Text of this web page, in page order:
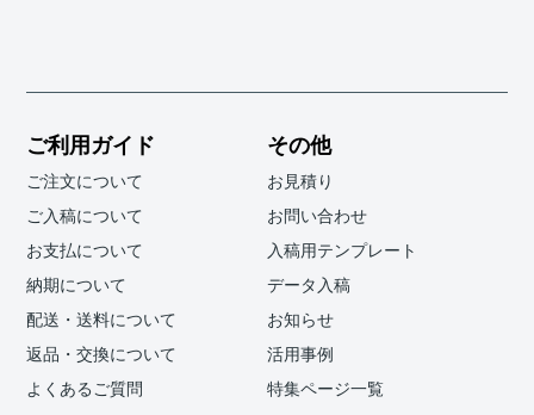
ご利用ガイド
ご注文について
ご入稿について
お支払について
納期について
配送・送料について
返品・交換について
よくあるご質問
その他
お見積り
お問い合わせ
入稿用テンプレート
データ入稿
お知らせ
活用事例
特集ページ一覧